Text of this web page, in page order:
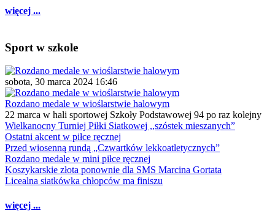
więcej ...
Sport w szkole
sobota, 30 marca 2024 16:46
Rozdano medale w wioślarstwie halowym
22 marca w hali sportowej Szkoły Podstawowej 94 po raz kolejny
Wielkanocny Turniej Piłki Siatkowej ,,szóstek mieszanych”
Ostatni akcent w piłce ręcznej
Przed wiosenną rundą „Czwartków lekkoatletycznych”
Rozdano medale w mini piłce ręcznej
Koszykarskie złota ponownie dla SMS Marcina Gortata
Licealna siatkówka chłopców ma finiszu
więcej ...